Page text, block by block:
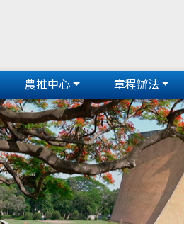
農推中心 章程辦法